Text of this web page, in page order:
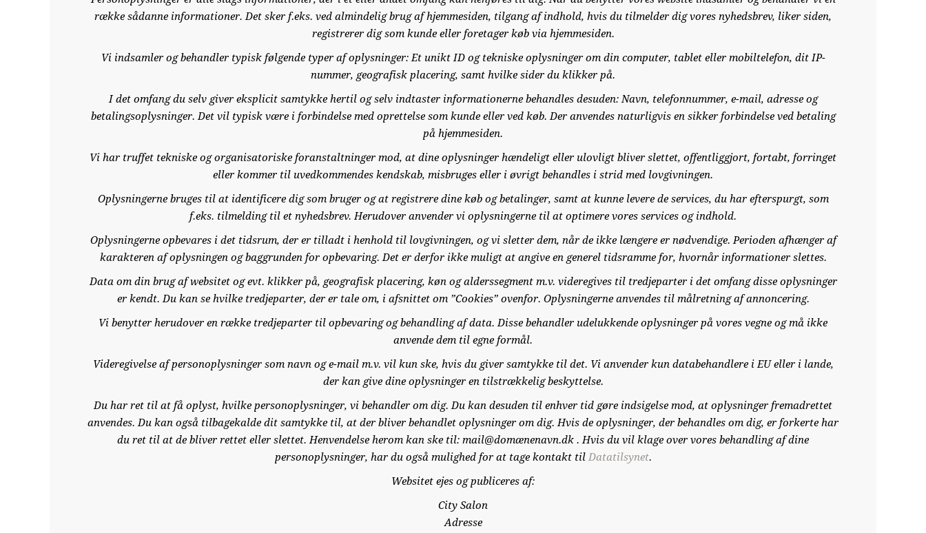
række sådanne informationer. Det sker f.eks. ved almindelig brug af hjemmesiden, tilgang af indhold, hvis du tilmelder dig vores nyhedsbrev, liker siden,
registrerer dig som kunde eller foretager køb via hjemmesiden.
Vi indsamler og behandler typisk følgende typer af oplysninger: Et unikt ID og tekniske oplysninger om din computer, tablet eller mobiltelefon, dit IP-
nummer, geografisk placering, samt hvilke sider du klikker på.
I det omfang du selv giver eksplicit samtykke hertil og selv indtaster informationerne behandles desuden: Navn, telefonnummer, e-mail, adresse og
betalingsoplysninger. Det vil typisk være i forbindelse med oprettelse som kunde eller ved køb. Der anvendes naturligvis en sikker forbindelse ved betaling
på hjemmesiden.
Vi har truffet tekniske og organisatoriske foranstaltninger mod, at dine oplysninger hændeligt eller ulovligt bliver slettet, offentliggjort, fortabt, forringet
eller kommer til uvedkommendes kendskab, misbruges eller i øvrigt behandles i strid med lovgivningen.
Oplysningerne bruges til at identificere dig som bruger og at registrere dine køb og betalinger, samt at kunne levere de services, du har efterspurgt, som
f.eks. tilmelding til et nyhedsbrev. Herudover anvender vi oplysningerne til at optimere vores services og indhold.
Oplysningerne opbevares i det tidsrum, der er tilladt i henhold til lovgivningen, og vi sletter dem, når de ikke længere er nødvendige. Perioden afhænger af
karakteren af oplysningen og baggrunden for opbevaring. Det er derfor ikke muligt at angive en generel tidsramme for, hvornår informationer slettes.
Data om din brug af websitet og evt. klikker på, geografisk placering, køn og alderssegment m.v. videregives til tredjeparter i det omfang disse oplysninger
er kendt. Du kan se hvilke tredjeparter, der er tale om, i afsnittet om ”Cookies” ovenfor. Oplysningerne anvendes til målretning af annoncering.
Vi benytter herudover en række tredjeparter til opbevaring og behandling af data. Disse behandler udelukkende oplysninger på vores vegne og må ikke
anvende dem til egne formål.
Videregivelse af personoplysninger som navn og e-mail m.v. vil kun ske, hvis du giver samtykke til det. Vi anvender kun databehandlere i EU eller i lande,
der kan give dine oplysninger en tilstrækkelig beskyttelse.
Du har ret til at få oplyst, hvilke personoplysninger, vi behandler om dig. Du kan desuden til enhver tid gøre indsigelse mod, at oplysninger fremadrettet
anvendes. Du kan også tilbagekalde dit samtykke til, at der bliver behandlet oplysninger om dig. Hvis de oplysninger, der behandles om dig, er forkerte har
du ret til at de bliver rettet eller slettet. Henvendelse herom kan ske til: mail@domænenavn.dk . Hvis du vil klage over vores behandling af dine
personoplysninger, har du også mulighed for at tage kontakt til Datatilsynet.
Websitet ejes og publiceres af:
City Salon
Adresse